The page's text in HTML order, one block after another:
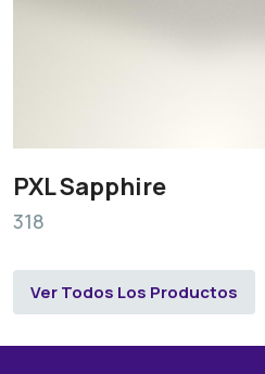
PXL Sapphire
318
Ver Todos Los Productos